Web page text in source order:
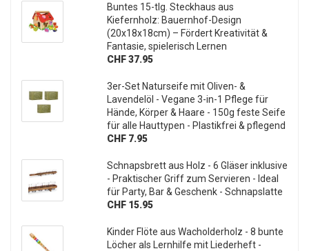
Buntes 15-tlg. Steckhaus aus
Kiefernholz: Bauernhof-Design
(20x18x18cm) – Fördert Kreativität &
Fantasie, spielerisch Lernen
CHF 37.95
3er-Set Naturseife mit Oliven- &
Lavendelöl - Vegane 3-in-1 Pflege für
Hände, Körper & Haare - 150g feste Seife
für alle Hauttypen - Plastikfrei & pflegend
CHF 7.95
Schnapsbrett aus Holz - 6 Gläser inklusive
- Praktischer Griff zum Servieren - Ideal
für Party, Bar & Geschenk - Schnapslatte
CHF 15.95
Kinder Flöte aus Wacholderholz - 8 bunte
Löcher als Lernhilfe mit Liederheft -